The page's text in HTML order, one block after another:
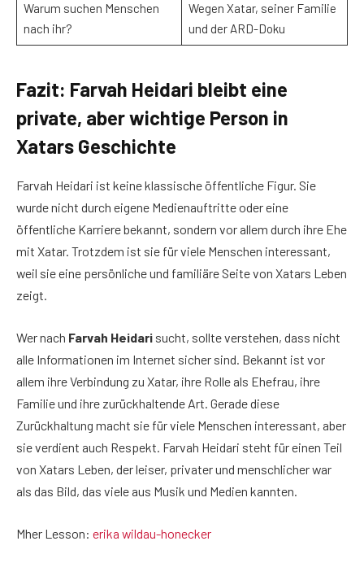
Warum suchen Menschen
nach ihr?
Wegen Xatar, seiner Familie
und der ARD-Doku
Fazit: Farvah Heidari bleibt eine
private, aber wichtige Person in
Xatars Geschichte
Farvah Heidari ist keine klassische öffentliche Figur. Sie
wurde nicht durch eigene Medienauftritte oder eine
öffentliche Karriere bekannt, sondern vor allem durch ihre Ehe
mit Xatar. Trotzdem ist sie für viele Menschen interessant,
weil sie eine persönliche und familiäre Seite von Xatars Leben
zeigt.
Wer nach Farvah Heidari sucht, sollte verstehen, dass nicht
alle Informationen im Internet sicher sind. Bekannt ist vor
allem ihre Verbindung zu Xatar, ihre Rolle als Ehefrau, ihre
Familie und ihre zurückhaltende Art. Gerade diese
Zurückhaltung macht sie für viele Menschen interessant, aber
sie verdient auch Respekt. Farvah Heidari steht für einen Teil
von Xatars Leben, der leiser, privater und menschlicher war
als das Bild, das viele aus Musik und Medien kannten.
Mher Lesson: erika wildau-honecker